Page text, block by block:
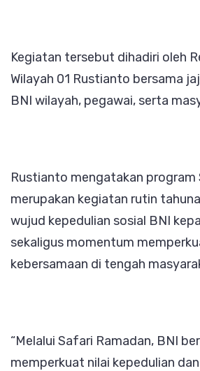
Kegiatan tersebut dihadiri oleh
Wilayah 01 Rustianto bersama
BNI wilayah, pegawai, serta
Rustianto mengatakan program
merupakan kegiatan rutin
wujud kepedulian sosial BNI
sekaligus momentum
kebersamaan di tengah
“Melalui Safari Ramadan, BNI
memperkuat nilai kepedulian